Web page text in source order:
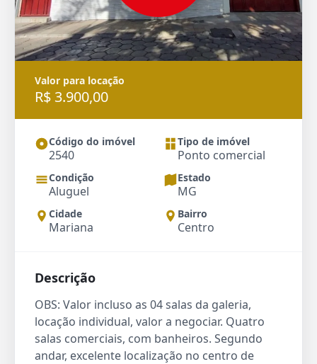
Valor para locação
R$ 3.900,00
Código do imóvel
2540
Tipo de imóvel
Ponto comercial
Condição
Aluguel
Estado
MG
Cidade
Mariana
Bairro
Centro
Descrição
OBS: Valor incluso as 04 salas da galeria,
locação individual, valor a negociar. Quatro
salas comerciais, com banheiros. Segundo
andar, excelente localização no centro de